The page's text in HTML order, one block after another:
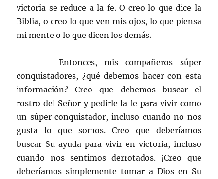
victoria se reduce a la fe. O creo lo que dice la
Biblia, o creo lo que ven mis ojos, lo que piensa
mi mente o lo que dicen los demás.
Entonces, mis compañeros súper
conquistadores, ¿qué debemos hacer con esta
información? Creo que debemos buscar el
rostro del Señor y pedirle la fe para vivir como
un súper conquistador, incluso cuando no nos
gusta lo que somos. Creo que deberíamos
buscar Su ayuda para vivir en victoria, incluso
cuando nos sentimos derrotados. ¡Creo que
deberíamos simplemente tomar a Dios en Su